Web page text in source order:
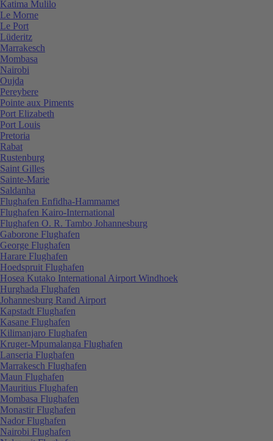
Katima Mulilo
Le Morne
Le Port
Lüderitz
Marrakesch
Mombasa
Nairobi
Oujda
Pereybere
Pointe aux Piments
Port Elizabeth
Port Louis
Pretoria
Rabat
Rustenburg
Saint Gilles
Sainte-Marie
Saldanha
Flughafen Enfidha-Hammamet
Flughafen Kairo-International
Flughafen O. R. Tambo Johannesburg
Gaborone Flughafen
George Flughafen
Harare Flughafen
Hoedspruit Flughafen
Hosea Kutako International Airport Windhoek
Hurghada Flughafen
Johannesburg Rand Airport
Kapstadt Flughafen
Kasane Flughafen
Kilimanjaro Flughafen
Kruger-Mpumalanga Flughafen
Lanseria Flughafen
Marrakesch Flughafen
Maun Flughafen
Mauritius Flughafen
Mombasa Flughafen
Monastir Flughafen
Nador Flughafen
Nairobi Flughafen